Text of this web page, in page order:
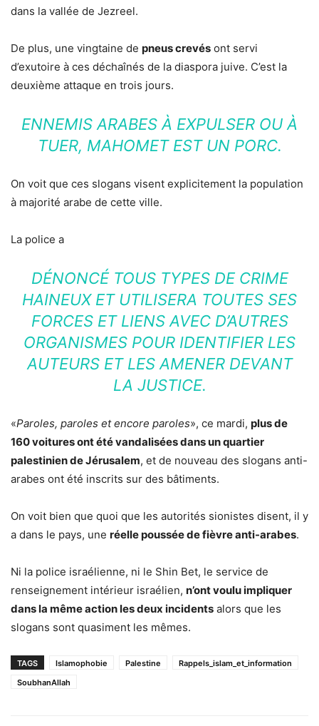
dans la vallée de Jezreel.
De plus, une vingtaine de pneus crevés ont servi
d’exutoire à ces déchaînés de la diaspora juive. C’est la
deuxième attaque en trois jours.
ENNEMIS ARABES À EXPULSER OU À
TUER, MAHOMET EST UN PORC.
On voit que ces slogans visent explicitement la population
à majorité arabe de cette ville.
La police a
DÉNONCÉ TOUS TYPES DE CRIME
HAINEUX ET UTILISERA TOUTES SES
FORCES ET LIENS AVEC D’AUTRES
ORGANISMES POUR IDENTIFIER LES
AUTEURS ET LES AMENER DEVANT
LA JUSTICE.
«Paroles, paroles et encore paroles», ce mardi, plus de
160 voitures ont été vandalisées dans un quartier
palestinien de Jérusalem, et de nouveau des slogans anti-
arabes ont été inscrits sur des bâtiments.
On voit bien que quoi que les autorités sionistes disent, il y
a dans le pays, une réelle poussée de fièvre anti-arabes.
Ni la police israélienne, ni le Shin Bet, le service de
renseignement intérieur israélien, n’ont voulu impliquer
dans la même action les deux incidents alors que les
slogans sont quasiment les mêmes.
TAGS Islamophobie Palestine
Rappels_islam_et_information
SoubhanAllah